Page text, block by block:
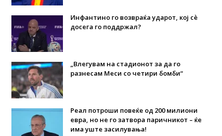
Инфантино го возвраќа ударот, кој сè
досега го поддржал?
„Влегувам на стадионот за да го
разнесам Меси со четири бомби“
Реал потроши повеќе од 200 милиони
евра, но не го затвора паричникот – ќе
има уште засилувања!